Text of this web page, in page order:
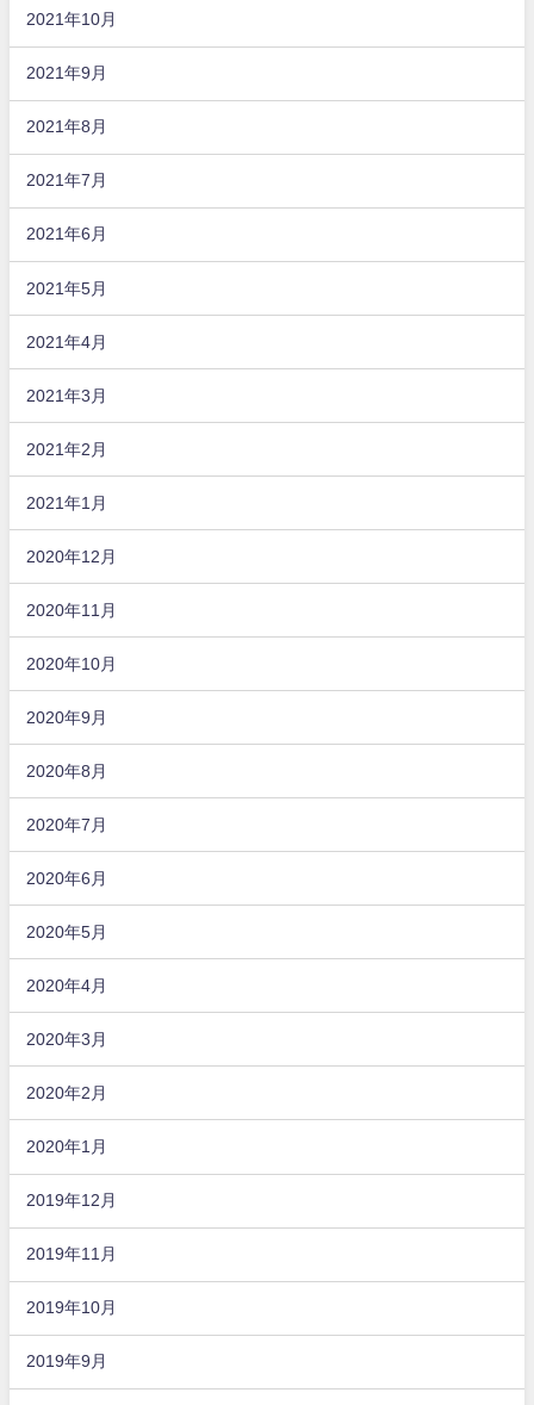
2021年10月
2021年9月
2021年8月
2021年7月
2021年6月
2021年5月
2021年4月
2021年3月
2021年2月
2021年1月
2020年12月
2020年11月
2020年10月
2020年9月
2020年8月
2020年7月
2020年6月
2020年5月
2020年4月
2020年3月
2020年2月
2020年1月
2019年12月
2019年11月
2019年10月
2019年9月